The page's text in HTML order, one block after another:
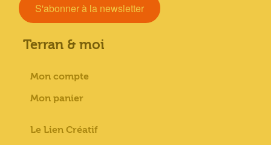
S'abonner à la newsletter
Terran & moi
Mon compte
Mon panier
Le Lien Créatif